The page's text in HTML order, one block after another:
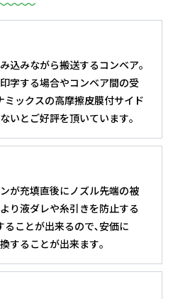
込みながら搬送するコンベア｡
字する場合やコンベア間の受
ミックスの高摩擦皮膜付サイド
いとご好評を頂いています｡
が充填直後にノズル先端の被
り液ダレや糸引きを防止する
ることが出来るので､安価に
することが出来ます｡